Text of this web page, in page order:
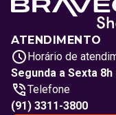
ATENDIMENTO
Horário de
Segunda a Sexta
Telefone
(91) 3311-3800